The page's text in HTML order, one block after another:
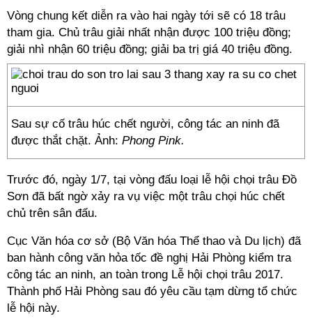
Vòng chung kết diễn ra vào hai ngày tới sẽ có 18 trâu
tham gia. Chủ trâu giải nhất nhận được 100 triệu đồng;
giải nhì nhận 60 triệu đồng; giải ba trị giá 40 triệu đồng.
Sau sự cố trâu húc chết người, công tác an ninh đã
được thắt chặt. Ảnh: Phong Pink.
Trước đó, ngày 1/7, tại vòng đấu loại lễ hội chọi trâu Đồ
Sơn đã bất ngờ xảy ra vụ việc một trâu chọi húc chết
chủ trên sân đấu.
Cục Văn hóa cơ sở (Bộ Văn hóa Thể thao và Du lịch) đã
ban hành công văn hỏa tốc đề nghị Hải Phòng kiểm tra
công tác an ninh, an toàn trong Lễ hội chọi trâu 2017.
Thành phố Hải Phòng sau đó yêu cầu tạm dừng tổ chức
lễ hội này.